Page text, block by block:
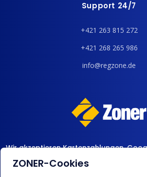
Support 24/7
+421 263 815 272
+421 268 265 986
info@regzone.de
Wir akzeptieren Kartenzahlungen,
Banküberweisungen und Guthaben.
ZONER-Cookies